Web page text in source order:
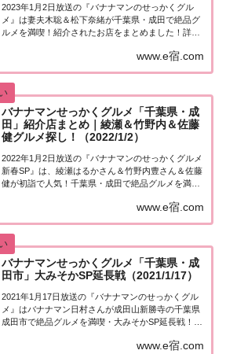
2023年1月2日放送の『バナナマンのせっかくグル
メ』は妻夫木聡＆松下奈緒が千葉県・成田で絶品グ
ルメを満喫！紹介されたお店をまとめました！詳し
グルメ探し地元の人に「せっかくこの町に来たなら
食べたほうがいいグルメは何ですか？」と聞き込
み...
www.e宿.com
バナナマンせっかくグルメ「千葉県・成
田」紹介店まとめ｜綾瀬＆竹野内＆佐藤
健グルメ探し！（2022/1/2）
2022年1月2日放送の『バナナマンのせっかくグルメ
新春SP』は、綾瀬はるかさん＆竹野内豊さん＆佐藤
健が初詣で人気！千葉県・成田で絶品グルメを満
ら！綾瀬＆竹野内＆佐藤健「千葉県成田」でグルメ
探し地元の人に「せっかくこの町に来たなら食べ...
www.e宿.com
バナナマンせっかくグルメ「千葉県・成
田市」大みそかSP延長戦（2021/1/17）
2021年1月17日放送の『バナナマンのせっかくグル
メ』はバナナマン日村さんが成田山新勝寺の千葉県
成田市で絶品グルメを満喫・大みそかSP延長戦！大
公開！紹介されたお店をまとめました！詳しくはこ
www.e宿.com